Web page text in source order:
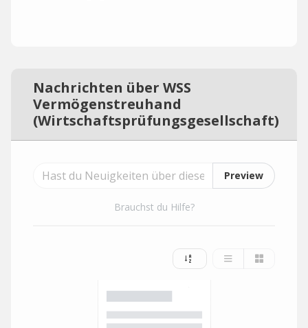
Nachrichten über WSS
Vermögenstreuhand
(Wirtschaftsprüfungsgesellschaft)
Preview
Brauchst du Hilfe?